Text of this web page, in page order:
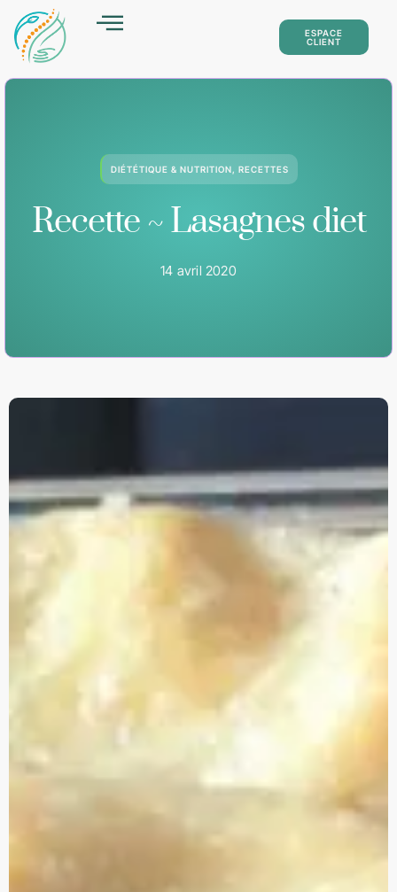
CONTACT
ESPACE
CLIENT
DIÉTÉTIQUE & NUTRITION, RECETTES
Recette ~ Lasagnes diet
14 avril 2020